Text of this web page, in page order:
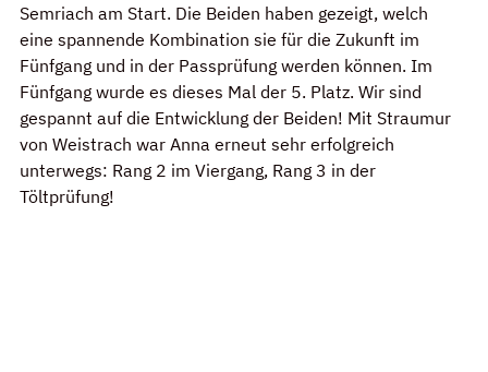
Semriach am Start. Die Beiden haben gezeigt, welch
eine spannende Kombination sie für die Zukunft im
Fünfgang und in der Passprüfung werden können. Im
Fünfgang wurde es dieses Mal der 5. Platz. Wir sind
gespannt auf die Entwicklung der Beiden! Mit Straumur
von Weistrach war Anna erneut sehr erfolgreich
unterwegs: Rang 2 im Viergang, Rang 3 in der
Töltprüfung!